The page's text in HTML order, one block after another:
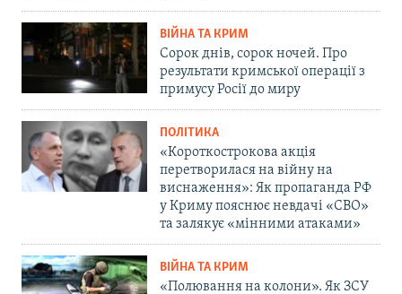
ВІЙНА ТА КРИМ
Сорок днів, сорок ночей. Про
результати кримської операції з
примусу Росії до миру
ПОЛІТИКА
«Короткострокова акція
перетворилася на війну на
виснаження»: Як пропаганда РФ
у Криму пояснює невдачі «СВО»
та залякує «мінними атаками»
ВІЙНА ТА КРИМ
«Полювання на колони». Як ЗСУ